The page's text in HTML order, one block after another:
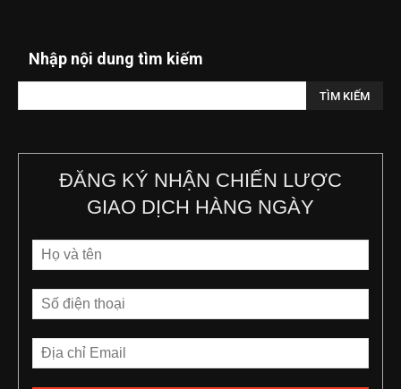
Nhập nội dung tìm kiếm
ĐĂNG KÝ NHẬN CHIẾN LƯỢC
GIAO DỊCH HÀNG NGÀY